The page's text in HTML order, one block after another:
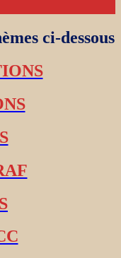
ci-dessous